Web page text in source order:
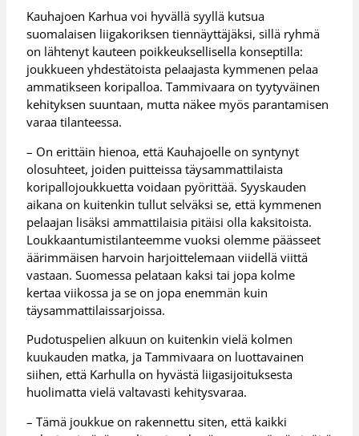
Kauhajoen Karhua voi hyvällä syyllä kutsua
suomalaisen liigakoriksen tiennäyttäjäksi, sillä ryhmä
on lähtenyt kauteen poikkeuksellisella konseptilla:
joukkueen yhdestätoista pelaajasta kymmenen pelaa
ammatikseen koripalloa. Tammivaara on tyytyväinen
kehityksen suuntaan, mutta näkee myös parantamisen
varaa tilanteessa.
– On erittäin hienoa, että Kauhajoelle on syntynyt
olosuhteet, joiden puitteissa täysammattilaista
koripallojoukkuetta voidaan pyörittää. Syyskauden
aikana on kuitenkin tullut selväksi se, että kymmenen
pelaajan lisäksi ammattilaisia pitäisi olla kaksitoista.
Loukkaantumistilanteemme vuoksi olemme päässeet
äärimmäisen harvoin harjoittelemaan viidellä viittä
vastaan. Suomessa pelataan kaksi tai jopa kolme
kertaa viikossa ja se on jopa enemmän kuin
täysammattilaissarjoissa.
Pudotuspelien alkuun on kuitenkin vielä kolmen
kuukauden matka, ja Tammivaara on luottavainen
siihen, että Karhulla on hyvästä liigasijoituksesta
huolimatta vielä valtavasti kehitysvaraa.
– Tämä joukkue on rakennettu siten, että kaikki